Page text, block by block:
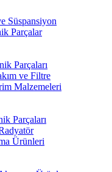
Süspansiyon
Parçalar
Parçaları
ve Filtre
Malzemeleri
Parçaları
Ürünleri